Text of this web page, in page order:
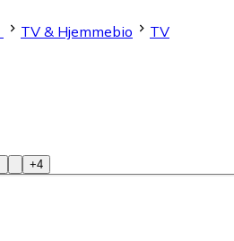
TV & Hjemmebio TV
+4